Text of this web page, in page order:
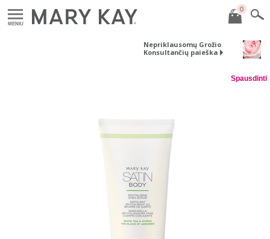
MENIU
0
Nepriklausomų Grožio
Konsultančių paieška
Spausdinti